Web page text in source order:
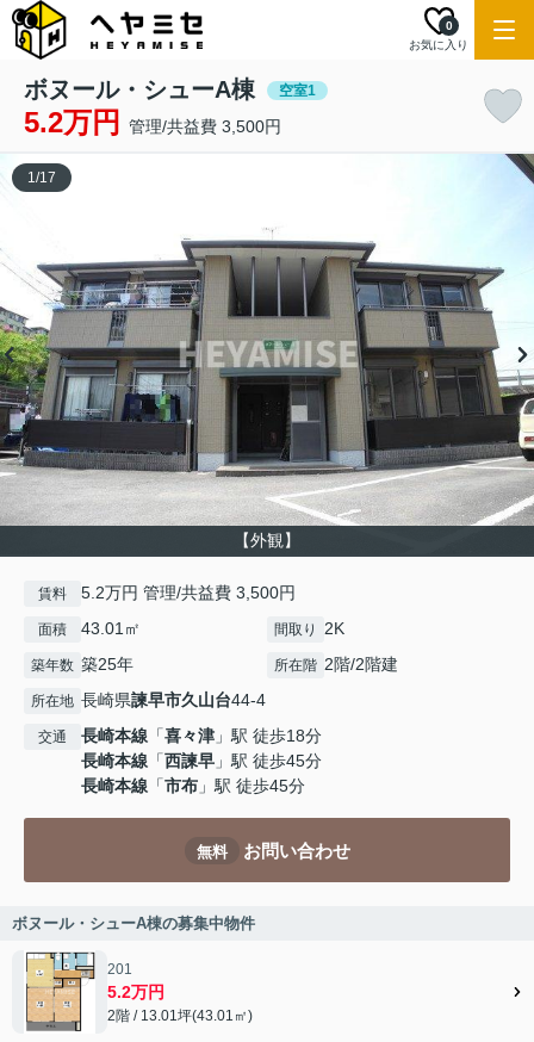
お気に入り
0
ボヌール・シューA棟 空室1
5.2万円 管理/共益費 3,500円
【外観】
1/17
賃料 5.2万円 管理/共益費 3,500円
面積 43.01㎡ 間取り 2K
築年数 築25年 所在階 2階/2階建
所在地 長崎県諫早市久山台44-4
交通 長崎本線 「喜々津 」駅 徒歩18分
長崎本線 「西諫早 」駅 徒歩45分
長崎本線 「市布 」駅 徒歩45分
無料 お問い合わせ
ボヌール・シューA棟の募集中物件
201
5.2万円
2階 / 13.01坪(43.01㎡)